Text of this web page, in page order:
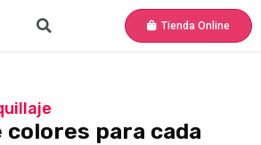
Tienda Online
colores para cada